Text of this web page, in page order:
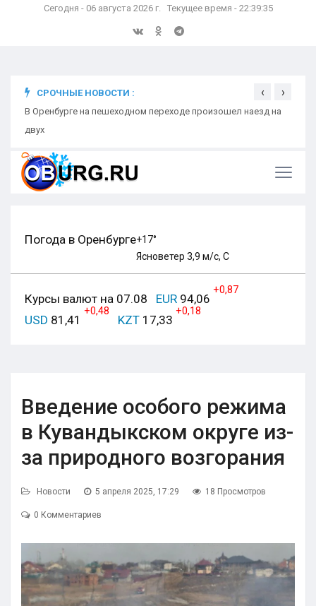
Сегодня - 06 августа 2026 г. Текущее время - 22:39:36
СРОЧНЫЕ НОВОСТИ :
В Оренбурге на пешеходном переходе произошел наезд на
двух
‹ ›
Погода в Оренбурге+17°
Ясноветер 3,9 м/с, С
Курсы валют на 07.08 EUR 94,06
+0,87
USD 81,41
+0,48
KZT 17,33
+0,18
Введение особого режима
в Кувандыкском округе из-
за природного возгорания
Новости 5 апреля 2025, 17:29 18 Просмотров
0 Комментариев